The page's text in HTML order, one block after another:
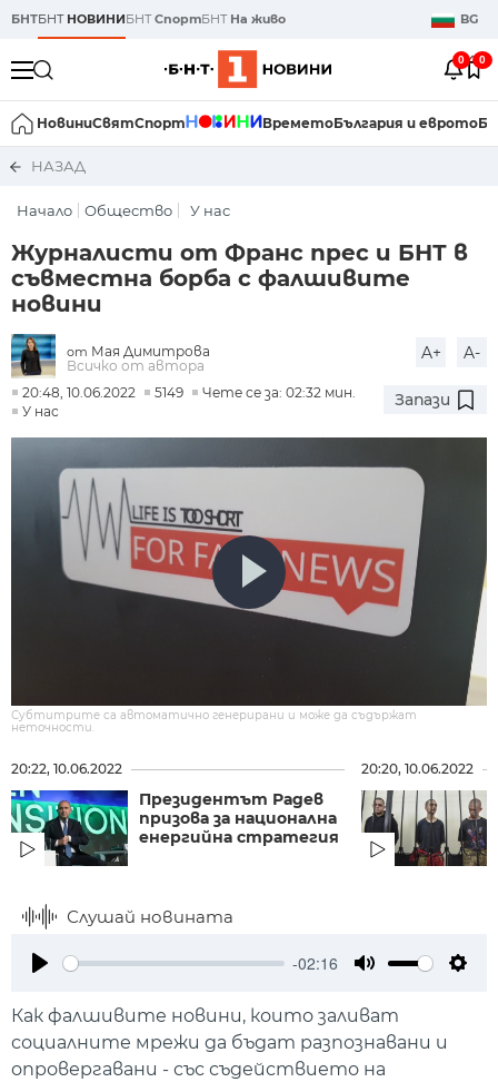
БНТБНТ НОВИНИБНТСпортБНТ На живо BG
0 0
НовиниСвятСпорт ВреметоБългария и еврото
НАЗАД
Начало Общество У нас
Журналисти от Франс прес и БНТ в
съвместна борба с фалшивите
новини
от Мая Димитрова
Всичко от автора
A+ A-
20:48, 10.06.2022 5149
Чете се за: 02:32 мин.
У нас
Запази
Субтитрите са автоматично генерирани и може да съдържат
неточности.
20:22, 10.06.2022
Президентът Радев
призова за национална
енергийна стратегия
20:20, 10.06.2022
Слушай новината
-02:16
Как фалшивите новини, които заливат
социалните мрежи да бъдат разпознавани и
опровергавани - със съдействието на